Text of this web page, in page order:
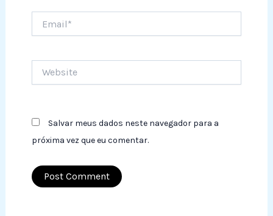
Salvar meus dados neste navegador para a
próxima vez que eu comentar.